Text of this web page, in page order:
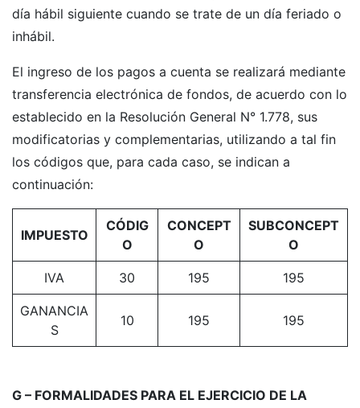
día hábil siguiente cuando se trate de un día feriado o
inhábil.
El ingreso de los pagos a cuenta se realizará mediante
transferencia electrónica de fondos, de acuerdo con lo
establecido en la Resolución General N° 1.778, sus
modificatorias y complementarias, utilizando a tal fin
los códigos que, para cada caso, se indican a
continuación:
IMPUESTO
CÓDIG
O
CONCEPT
O
SUBCONCEPT
O
IVA 30 195 195
GANANCIA
S
10 195 195
G – FORMALIDADES PARA EL EJERCICIO DE LA